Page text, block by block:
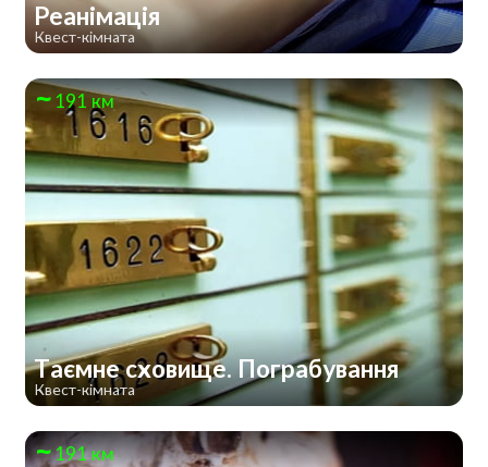
Реанімація
Квест-кімната
191 км
Таємне сховище. Пограбування
Квест-кімната
191 км